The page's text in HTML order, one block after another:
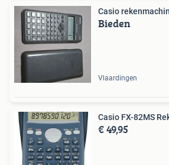
Casio
Bieden
Vlaardingen
Casio FX-82MS
€ 49,95